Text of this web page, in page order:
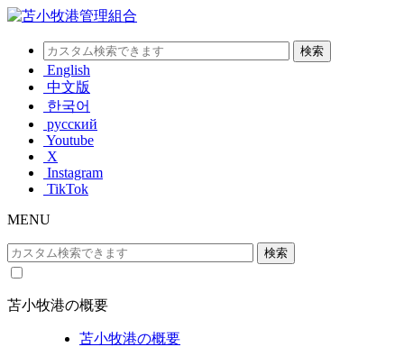
English
中文版
한국어
русский
Youtube
X
Instagram
TikTok
MENU
苫小牧港の概要
苫小牧港の概要